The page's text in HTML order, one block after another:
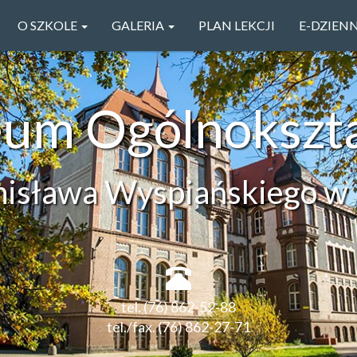
O SZKOLE GALERIA PLAN LEKCJI E-
Wyspiańskiego w
tel. (76) 862-52-88
tel./fax. (76) 862-27-71